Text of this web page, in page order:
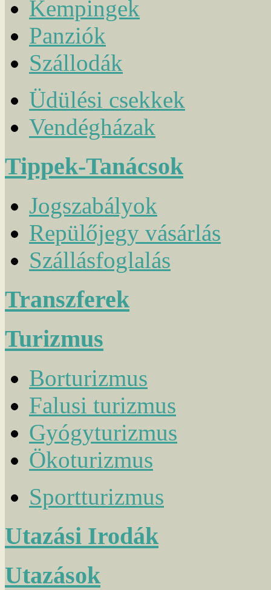
Kempingek
Panziók
Szállodák
Üdülési csekkek
Vendégházak
Tippek-Tanácsok
Jogszabályok
Repülőjegy vásárlás
Szállásfoglalás
Transzferek
Turizmus
Borturizmus
Falusi turizmus
Gyógyturizmus
Ökoturizmus
Sportturizmus
Utazási Irodák
Utazások